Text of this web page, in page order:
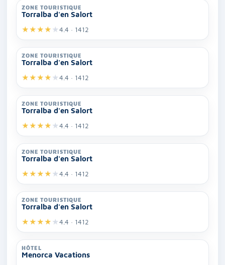
ZONE TOURISTIQUE
Torralba d'en Salort
★★★★ ★4.4 · 1412
ZONE TOURISTIQUE
Torralba d'en Salort
★★★★ ★4.4 · 1412
ZONE TOURISTIQUE
Torralba d'en Salort
★★★★ ★4.4 · 1412
ZONE TOURISTIQUE
Torralba d'en Salort
★★★★ ★4.4 · 1412
ZONE TOURISTIQUE
Torralba d'en Salort
★★★★ ★4.4 · 1412
HÔTEL
Menorca Vacations